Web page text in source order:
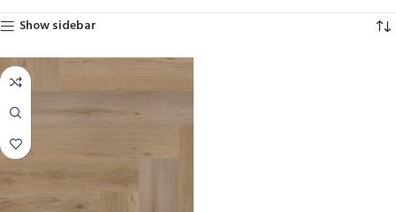
Show sidebar